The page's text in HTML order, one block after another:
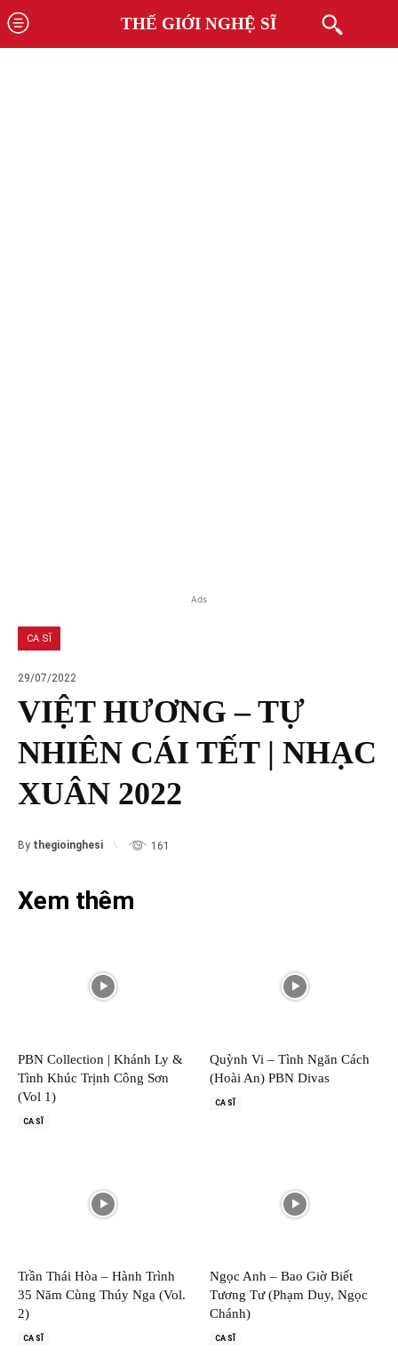
THẾ GIỚI NGHỆ SĨ
Ads
CA SĨ
29/07/2022
VIỆT HƯƠNG – TỰ
NHIÊN CÁI TẾT | NHẠC
XUÂN 2022
By thegioinghesi 161
Xem thêm
PBN Collection | Khánh Ly &
Tình Khúc Trịnh Công Sơn
(Vol 1)
CA SĨ
Quỳnh Vi – Tình Ngăn Cách
(Hoài An) PBN Divas
CA SĨ
Trần Thái Hòa – Hành Trình
35 Năm Cùng Thúy Nga (Vol.
2)
CA SĨ
Ngọc Anh – Bao Giờ Biết
Tương Tư (Phạm Duy, Ngọc
Chánh)
CA SĨ